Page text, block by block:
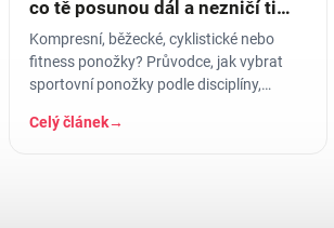
co tě posunou dál a nezničí ti
nohy
Kompresní, běžecké, cyklistické nebo
fitness ponožky? Průvodce, jak vybrat
sportovní ponožky podle disciplíny,
Celý článek→